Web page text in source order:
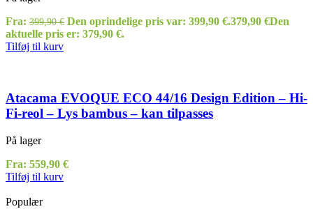
Fra: 399,90€ Den oprindelige pris var: 399,90 €.379,90 €Den
aktuelle pris er: 379,90 €.
Tilføj til kurv
Atacama EVOQUE ECO 44/16 Design Edition – Hi-
Fi-reol – Lys bambus – kan tilpasses
På lager
Fra: 559,90 €
Tilføj til kurv
Populær